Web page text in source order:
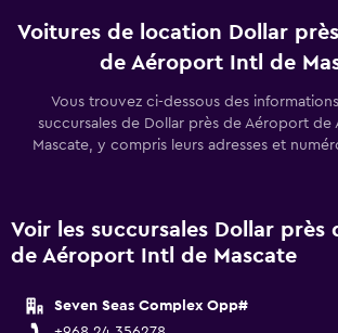
Voitures de location Dollar
de Aéroport Intl de
Vous trouvez ci-dessous des
succursales de Dollar près de Aéroport
Mascate, y compris leurs adresses et
Voir les succursales Dollar près
de Aéroport Intl de Mascate
Seven Seas Complex Opp#